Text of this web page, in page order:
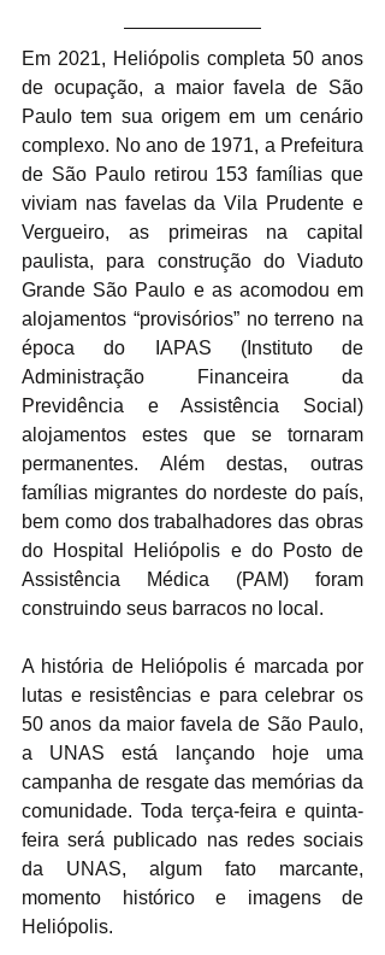
Em 2021, Heliópolis completa 50 anos
de ocupação, a maior favela de São
Paulo tem sua origem em um cenário
complexo. No ano de 1971, a Prefeitura
de São Paulo retirou 153 famílias que
viviam nas favelas da Vila Prudente e
Vergueiro, as primeiras na capital
paulista, para construção do Viaduto
Grande São Paulo e as acomodou em
alojamentos “provisórios” no terreno na
época do IAPAS (Instituto de
Administração Financeira da
Previdência e Assistência Social)
alojamentos estes que se tornaram
permanentes. Além destas, outras
famílias migrantes do nordeste do país,
bem como dos trabalhadores das obras
do Hospital Heliópolis e do Posto de
Assistência Médica (PAM) foram
construindo seus barracos no local.
A história de Heliópolis é marcada por
lutas e resistências e para celebrar os
50 anos da maior favela de São Paulo,
a UNAS está lançando hoje uma
campanha de resgate das memórias da
comunidade. Toda terça-feira e quinta-
feira será publicado nas redes sociais
da UNAS, algum fato marcante,
momento histórico e imagens de
Heliópolis.